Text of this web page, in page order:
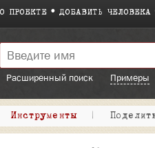
О ПРОЕКТЕ ДОБАВИТЬ ЧЕЛОВЕКА
Расширенный поиск
Примеры
Инструменты |